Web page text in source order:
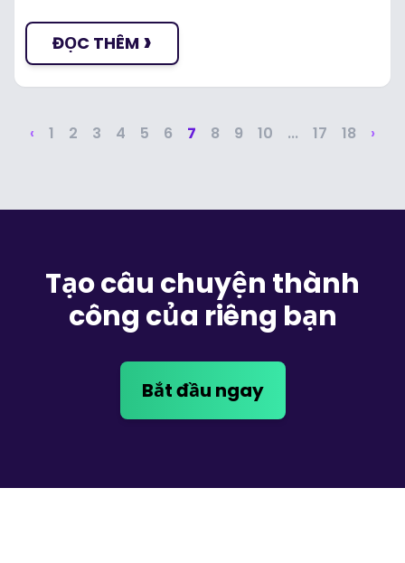
ĐỌC THÊM ›
‹ 1 2 3 4 5 6 7 8 9 10 ... 17 18 ›
Tạo câu chuyện thành
công của riêng bạn
Bắt đầu ngay